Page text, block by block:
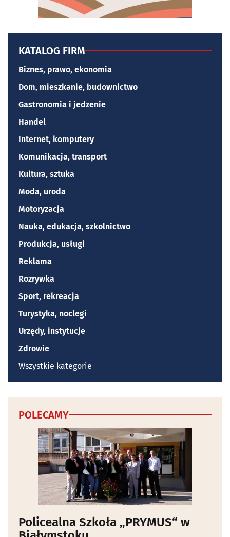
KATALOG FIRM
Biznes, prawo, ekonomia
Dom, mieszkanie, budownictwo
Gastronomia i jedzenie
Handel
Internet, komputery
Komunikacja, transport
Kultura, sztuka
Moda, uroda
Motoryzacja
Nauka, edukacja, szkolnictwo
Produkcja, usługi
Reklama
Rozrywka
Sport, rekreacja
Turystyka, noclegi
Urzędy, instytucje
Zdrowie
Wszystkie kategorie
POLECAMY
Policealna Szkoła „PRYMUS“ w